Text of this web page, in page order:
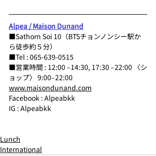
Alpea / Maison Dunand
■Sathorn Soi 10（BTSチョンノンシー駅か
ら徒歩約５分）
■Tel : 065-639-0515
■営業時間 : 12:00 –14:30, 17:30 –22:00 〈シ
ョップ〉 9:00–22:00
www.maisondunand.com
Facebook : Alpeabkk
IG : Alpeabkk
Lunch
International